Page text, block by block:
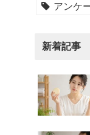
アンケ
新着記事